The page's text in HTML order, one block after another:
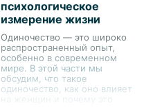
психологическое
измерение жизни
Одиночество — это широко
распространенный опыт,
особенно в современном
мире. В этой части мы
обсудим, что такое
одиночество, как оно влияет
на женщин и почему это